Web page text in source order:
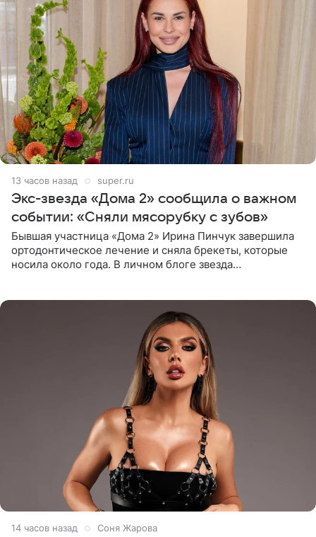
13 часов назад super.ru
Экс-звезда «Дома 2» сообщила о важном
событии: «Сняли мясорубку с зубов»
Бывшая участница «Дома 2» Ирина Пинчук завершила
ортодонтическое лечение и сняла брекеты, которые
носила около года. В личном блоге звезда
14 часов назад Соня Жарова